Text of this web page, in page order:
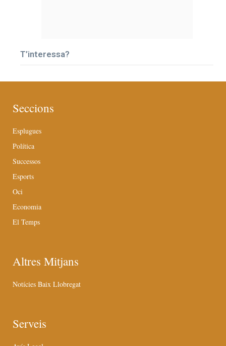
T’interessa?
Seccions
Esplugues
Política
Successos
Esports
Oci
Economia
El Temps
Altres Mitjans
Notícies Baix Llobregat
Serveis